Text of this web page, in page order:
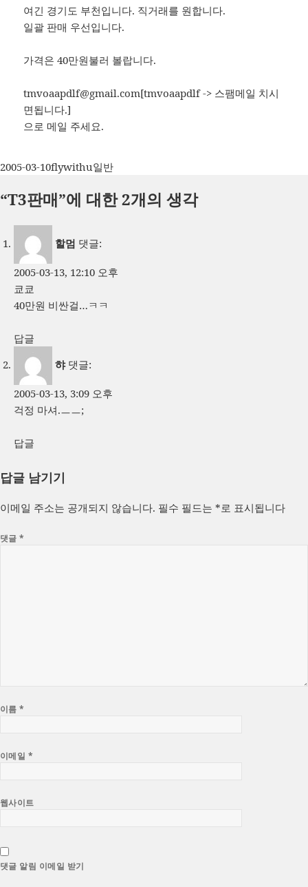
여긴 경기도 부천입니다. 직거래를 원합니다.
일괄 판매 우선입니다.
가격은 40만원불러 볼랍니다.
tmvoaapdlf@gmail.com[tmvoaapdlf -> 스팸메일 치시
면됩니다.]
으로 메일 주세요.
작
일
2005-03-10글
이
flywithu카
고
일반
“T3판매”에 대한 2개의 생각
할멈 댓글:
2005-03-13, 12:10 오후
쿄쿄
40만원 비싼걸…ㅋㅋ
답글
햐 댓글:
2005-03-13, 3:09 오후
걱정 마셔.ㅡㅡ;
답글
답글 남기기
이메일 주소는 공개되지 않습니다. 필수 필드는 *로 표시됩니다
댓글*
이름*
이메일 *
웹사이트
댓글 알림 이메일 받기